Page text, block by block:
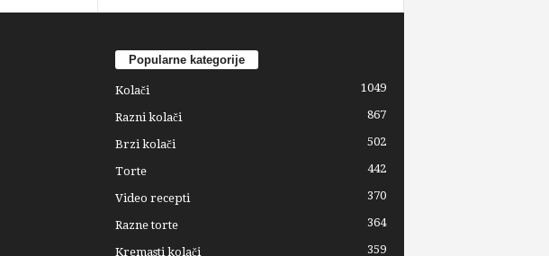
Popularne kategorije
Kolači 1049
Razni kolači 867
Brzi kolači 502
Torte 442
Video recepti 370
Razne torte 364
Kremasti kolači 359